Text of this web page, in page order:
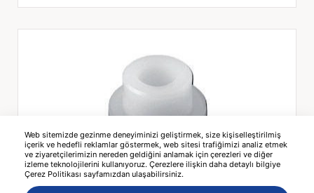
Web sitemizde gezinme deneyiminizi geliştirmek, size kişiselleştirilmiş
içerik ve hedefli reklamlar göstermek, web sitesi trafiğimizi analiz etmek
ve ziyaretçilerimizin nereden geldiğini anlamak için çerezleri ve diğer
izleme teknolojilerini kullanıyoruz. Çerezlere ilişkin daha detaylı bilgiye
Çerez Politikası sayfamızdan ulaşabilirsiniz.
5290 PLASTIC PLUGS